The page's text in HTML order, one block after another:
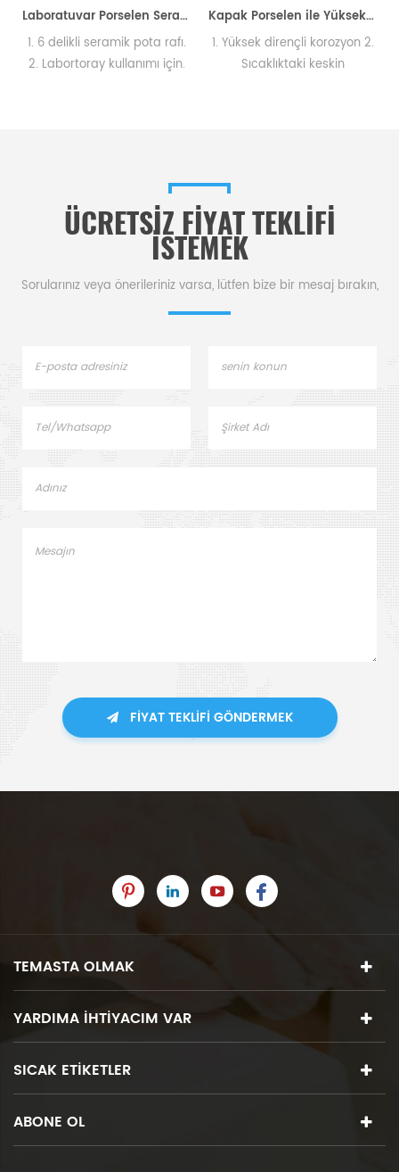
Laboratuvar Porselen Seramik Pota Rafı
1. 6 delikli seramik pota rafı.
2. Labortoray kullanımı için.
Kapak Porselen ile Yüksek Form Seramik Potalar
1. Yüksek dirençli korozyon 2.
Sıcaklıktaki keskin
ÜCRETSIZ FIYAT TEKLIFI
ISTEMEK
Sorularınız veya önerileriniz varsa, lütfen bize bir mesaj bırakın,
FIYAT TEKLIFI GÖNDERMEK
TEMASTA OLMAK
YARDIMA IHTIYACIM VAR
SICAK ETIKETLER
ABONE OL